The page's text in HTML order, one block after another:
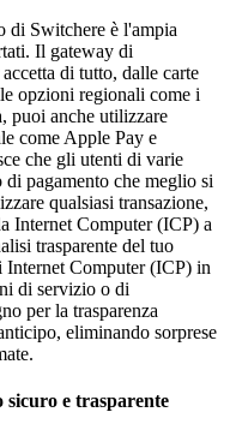
Switchere è l'ampia
Il gateway di
di tutto, dalle carte
opzioni regionali come i
puoi anche utilizzare
come Apple Pay e
che gli utenti di varie
di pagamento che meglio si
qualsiasi transazione,
Internet Computer (ICP) a
trasparente del tuo
Internet Computer (ICP) in
di servizio o di
per la trasparenza
eliminando sorprese
sicuro e trasparente